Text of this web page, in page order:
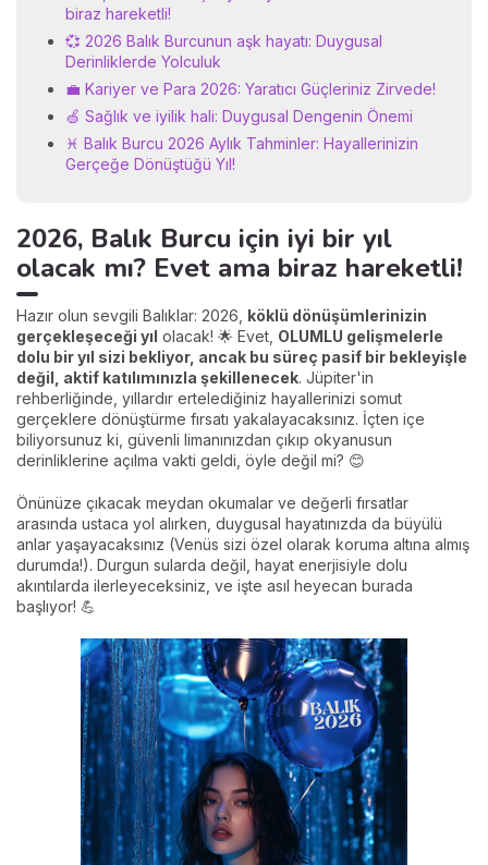
biraz hareketli!
💞 2026 Balık Burcunun aşk hayatı: Duygusal
Derinliklerde Yolculuk
💼 Kariyer ve Para 2026: Yaratıcı Güçleriniz Zirvede!
🍏 Sağlık ve iyilik hali: Duygusal Dengenin Önemi
♓ Balık Burcu 2026 Aylık Tahminler: Hayallerinizin
Gerçeğe Dönüştüğü Yıl!
2026, Balık Burcu için iyi bir yıl
olacak mı? Evet ama biraz hareketli!
Hazır olun sevgili Balıklar: 2026, köklü dönüşümlerinizin
gerçekleşeceği yıl olacak! 🌟 Evet, OLUMLU gelişmelerle
dolu bir yıl sizi bekliyor, ancak bu süreç pasif bir bekleyişle
değil, aktif katılımınızla şekillenecek. Jüpiter'in
rehberliğinde, yıllardır ertelediğiniz hayallerinizi somut
gerçeklere dönüştürme fırsatı yakalayacaksınız. İçten içe
biliyorsunuz ki, güvenli limanınızdan çıkıp okyanusun
derinliklerine açılma vakti geldi, öyle değil mi? 😊
Önünüze çıkacak meydan okumalar ve değerli fırsatlar
arasında ustaca yol alırken, duygusal hayatınızda da büyülü
anlar yaşayacaksınız (Venüs sizi özel olarak koruma altına almış
durumda!). Durgun sularda değil, hayat enerjisiyle dolu
akıntılarda ilerleyeceksiniz, ve işte asıl heyecan burada
başlıyor! 💪